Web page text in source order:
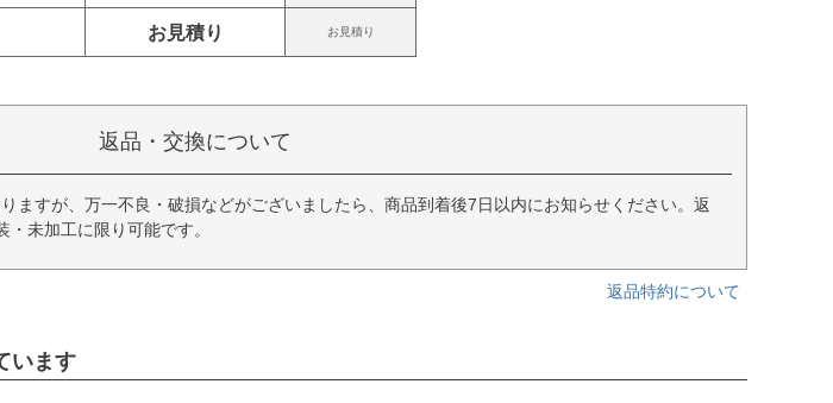
お見積り お見積り
返品・交換について
ますが、万一不良・破損などがございましたら、商品到着後7日以内にお知らせください。返
未加工に限り可能です。
返品特約について
います